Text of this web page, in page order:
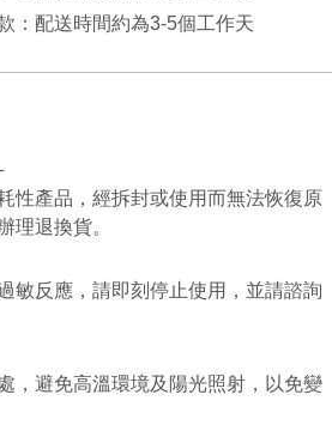
：配送時間約為3-5個工作天
性產品，經拆封或使用而無法恢復原
理退換貨。
敏反應，請即刻停止使用，並請諮詢
，避免高溫環境及陽光照射，以免變